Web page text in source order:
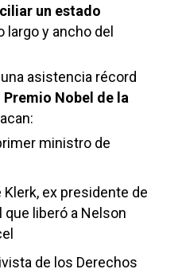
un estado
largo y ancho del
asistencia récord
Nobel de la
ministro de
ex presidente de
que liberó a Nelson
de los Derechos